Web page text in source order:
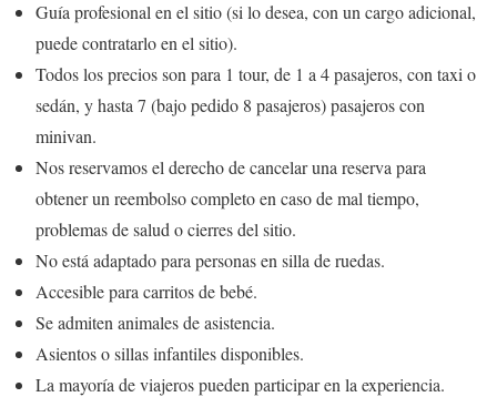
Guía profesional en el sitio (si lo desea, con un cargo adicional,
puede contratarlo en el sitio).
Todos los precios son para 1 tour, de 1 a 4 pasajeros, con taxi o
sedán, y hasta 7 (bajo pedido 8 pasajeros) pasajeros con
minivan.
Nos reservamos el derecho de cancelar una reserva para
obtener un reembolso completo en caso de mal tiempo,
problemas de salud o cierres del sitio.
No está adaptado para personas en silla de ruedas.
Accesible para carritos de bebé.
Se admiten animales de asistencia.
Asientos o sillas infantiles disponibles.
La mayoría de viajeros pueden participar en la experiencia.